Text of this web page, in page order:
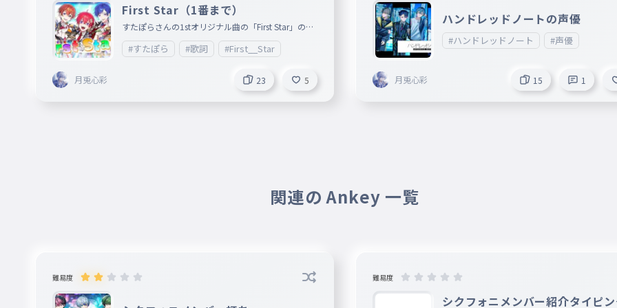
First Star（1番まで）
すたぽらさんの1stオリジナル曲の「First Star」の1
番です！
#すたぽら #歌詞 #First__Star
月兎心彩 23 5
ハンドレッドノートの声優
#ハンドレッドノート #声優
月兎心彩 15 1
関連の Ankey 一覧
難易度 難易度
シクフォニメンバー紹介タイピ